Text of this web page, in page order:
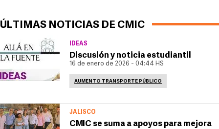
ÚLTIMAS NOTICIAS DE CMIC
IDEAS
Discusión y noticia estudiantil
16 de enero de 2026 - 04:44 HS
AUMENTO TRANSPORTE PÚBLICO
JALISCO
CMIC se suma a apoyos para mejora